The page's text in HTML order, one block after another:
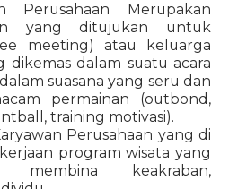
Perusahaan Merupakan
yang ditujukan untuk
meeting) atau keluarga
dikemas dalam suatu acara
suasana yang seru dan
permainan (outbond,
training motivasi).
Perusahaan yang di
program wisata yang
keakraban,